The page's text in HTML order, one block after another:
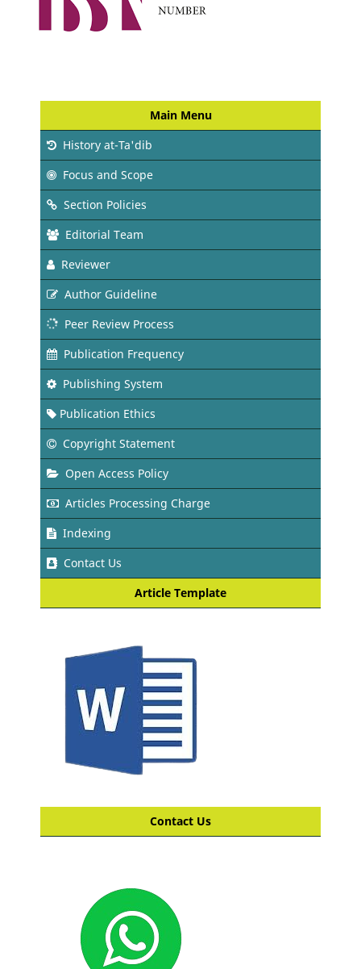
Main Menu
History at-Ta'dib
Focus and Scope
Section Policies
Editorial Team
Reviewer
Author Guideline
Peer Review Process
Publication Frequency
Publishing System
Publication Ethics
Copyright Statement
Open Access Policy
Articles Processing Charge
Indexing
Contact Us
Article Template
Contact Us